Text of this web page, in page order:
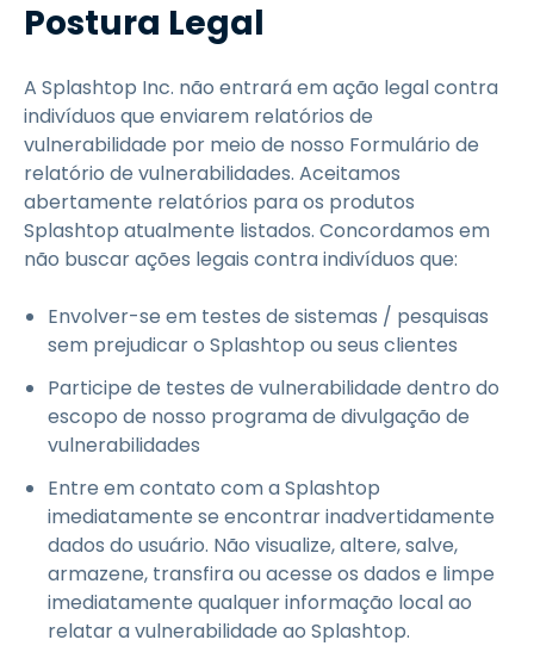
Postura Legal
A Splashtop Inc. não entrará em ação legal contra
indivíduos que enviarem relatórios de
vulnerabilidade por meio de nosso Formulário de
relatório de vulnerabilidades. Aceitamos
abertamente relatórios para os produtos
Splashtop atualmente listados. Concordamos em
não buscar ações legais contra indivíduos que:
Envolver-se em testes de sistemas / pesquisas
sem prejudicar o Splashtop ou seus clientes
Participe de testes de vulnerabilidade dentro do
escopo de nosso programa de divulgação de
vulnerabilidades
Entre em contato com a Splashtop
imediatamente se encontrar inadvertidamente
dados do usuário. Não visualize, altere, salve,
armazene, transfira ou acesse os dados e limpe
imediatamente qualquer informação local ao
relatar a vulnerabilidade ao Splashtop.